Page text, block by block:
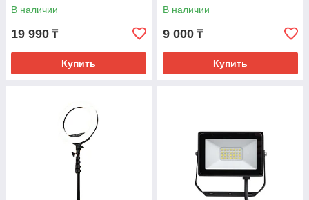
В наличии
19 990 ₸
Купить
В наличии
9 000 ₸
Купить